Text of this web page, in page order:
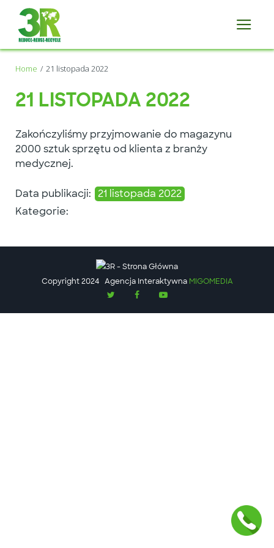
Home 21 listopada 2022
21 LISTOPADA 2022
Zakończyliśmy przyjmowanie do magazynu
2000 sztuk sprzętu od klienta z branży
medycznej.
Data publikacji:
21 listopada 2022
Kategorie:
Copyright 2024Agencja Interaktywna MIGOMEDIA